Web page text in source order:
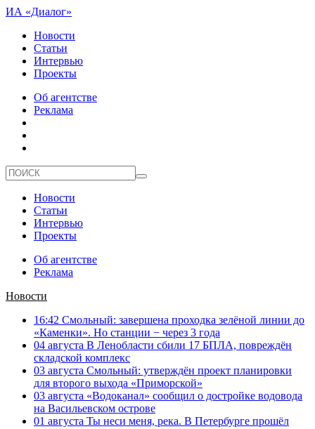
ИА «Диалог»
Новости
Статьи
Интервью
Проекты
Об агентстве
Реклама
Новости
Статьи
Интервью
Проекты
Об агентстве
Реклама
Новости
16:42 Смольный: завершена проходка зелёной линии до
«Каменки». Но станции − через 3 года
04 августа В Ленобласти сбили 17 БПЛА, повреждён
складской комплекс
03 августа Смольный: утверждён проект планировки
для второго выхода «Приморской»
03 августа «Водоканал» сообщил о достройке водовода
на Васильевском острове
01 августа Ты неси меня, река. В Петербурге прошёл